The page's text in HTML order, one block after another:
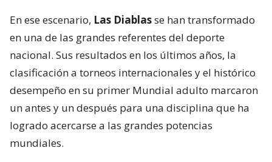
En ese escenario, Las Diablasse han transformado
en una de las grandes referentes del deporte
nacional. Sus resultados en los últimos años, la
clasificación a torneos internacionales y el histórico
desempeño en su primer Mundial adulto marcaron
un antes y un después para una disciplina que ha
logrado acercarse a las grandes potencias
mundiales.